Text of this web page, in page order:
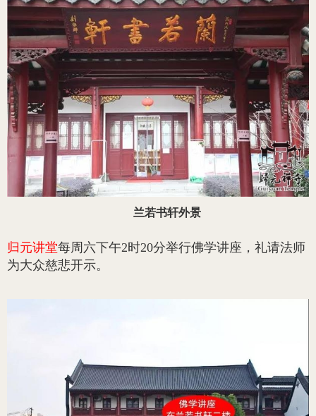
兰若书轩外景
归元讲堂每周六下午2时20分举行佛学讲座，礼请法师
为大众慈悲开示。